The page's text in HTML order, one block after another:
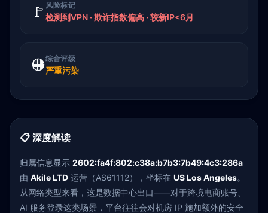
🚩 风险标记
检测到VPN · 欺诈指数偏高 · 较新IP<6月
🟠综合评级
严重污染
📋 深度解读
归属信息显示 2602:fa4f:802:c38a:b7b3:7b49:4c3:286a
由 Akile LTD 运营（AS61112），坐标在 US Los Angeles。
从网络类型来看，这是数据中心出口——对于跨境电商账号、
AI 服务登录这类场景，平台往往会对机房 IP 施加额外的安全